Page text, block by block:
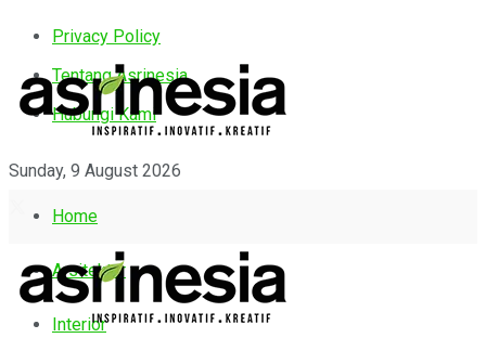
Privacy Policy
Tentang Asrinesia
Hubungi Kami
Sunday, 9 August 2026
Home
Arsitektur
Interior